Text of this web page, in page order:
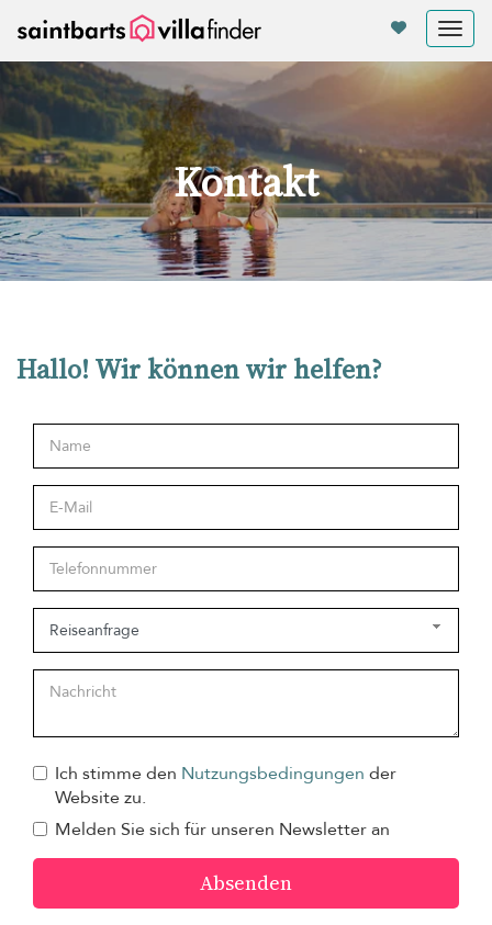
Kontakt
Hallo! Wir können wir helfen?
Ich stimme den Nutzungsbedingungen der
Website zu.
Melden Sie sich für unseren Newsletter an
Absenden
Cookie-Einstellungen